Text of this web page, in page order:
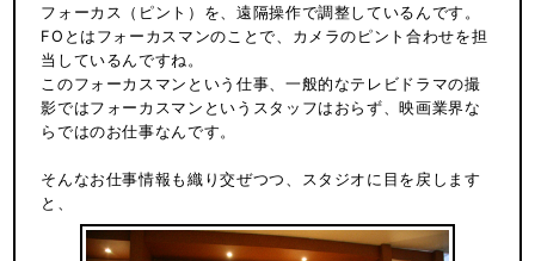
フォーカス（ピント）を、遠隔操作で調整しているんです。
FOとはフォーカスマンのことで、カメラのピント合わせを担
当しているんですね。
このフォーカスマンという仕事、一般的なテレビドラマの撮
影ではフォーカスマンというスタッフはおらず、映画業界な
らではのお仕事なんです。
そんなお仕事情報も織り交ぜつつ、スタジオに目を戻します
と、